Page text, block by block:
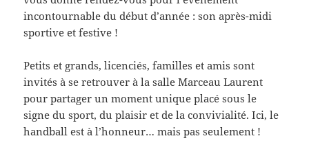
incontournable du début d’année : son après-midi
sportive et festive !
Petits et grands, licenciés, familles et amis sont
invités à se retrouver à la salle Marceau Laurent
pour partager un moment unique placé sous le
signe du sport, du plaisir et de la convivialité. Ici, le
handball est à l’honneur… mais pas seulement !